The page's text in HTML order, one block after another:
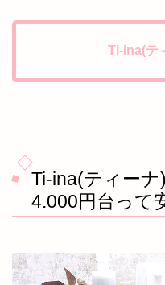
Ti-ina(テ
Ti-ina(ティー
4.000円台って